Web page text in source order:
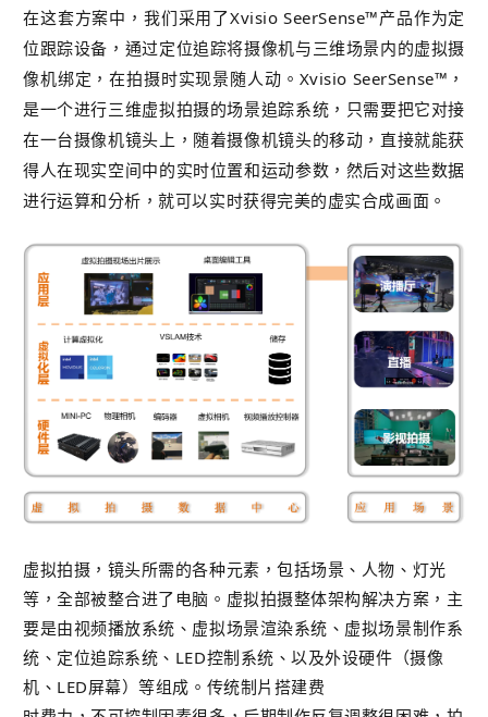
在这套方案中，我们采用了Xvisio SeerSense™产品作为定
位跟踪设备，通过定位追踪将摄像机与三维场景内的虚拟摄
像机绑定，在拍摄时实现景随人动。 Xvisio SeerSense™，
是一个进行三维虚拟拍摄的场景追踪系统，只需要把它对接
在一台摄像机镜头上，随着摄像机镜头的移动，直接就能获
得人在现实空间中的实时位置和运动参数，然后对这些数据
进行运算和分析，就可以实时获得完美的虚实合成画面。
虚拟拍摄，镜头所需的各种元素，包括场景、人物、灯光
等，全部被整合进了电脑。 虚拟拍摄整体架构解决方案，主
要是由视频播放系统、虚拟场景渲染系统、虚拟场景制作系
统、定位追踪系统、LED控制系统、以及外设硬件（摄像
机、LED屏幕）等组成。 传统制片搭建费